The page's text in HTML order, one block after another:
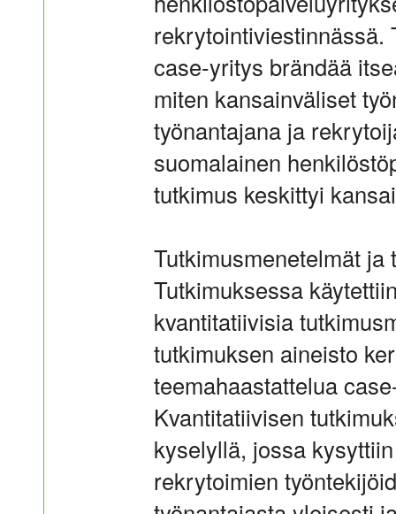
rekrytointiviestinnässä.
case-yritys brändää
miten kansainväliset
työnantajana ja
suomalainen
tutkimus keskittyi
Tutkimusmenetelmät
Tutkimuksessa
kvantitatiivisia
tutkimuksen aineisto
teemahaastattelua
Kvantitatiivisen
kyselyllä, jossa
rekrytoimien